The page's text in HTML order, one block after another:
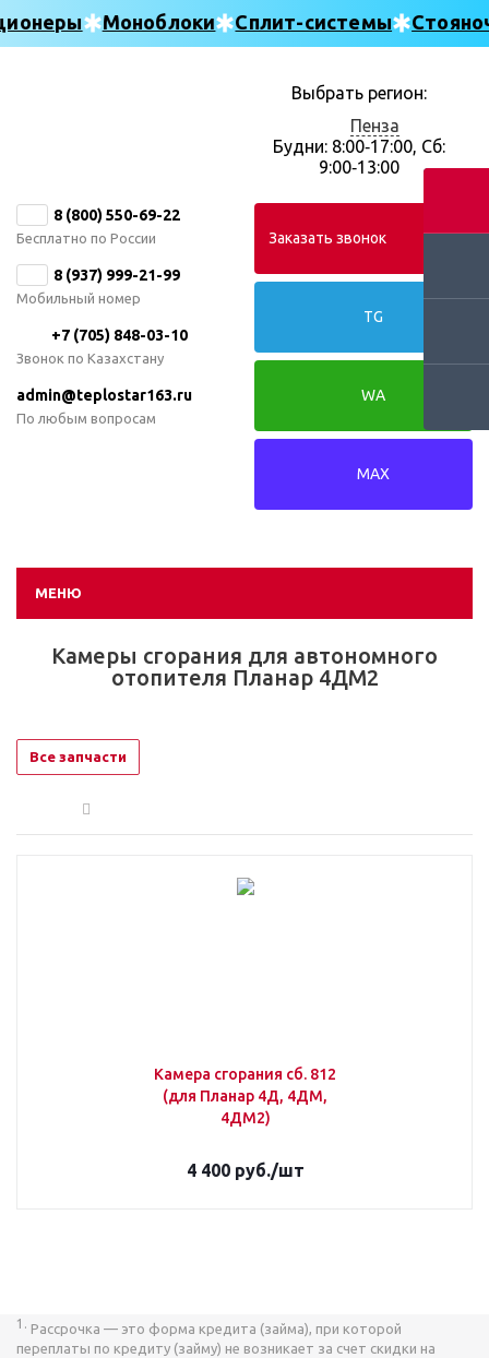
Моноблоки Сплит-системы
Выбрать регион:
Пенза
Будни: 8:00‑17:00, Сб:
9:00‑13:00
8 (800) 550-69-22
Бесплатно по России
8 (937) 999-21-99
Мобильный номер
+7 (705) 848-03-10
Звонок по Казахстану
admin@teplostar163.ru
По любым вопросам
Заказать звонок
TG
WA
MAX
МЕНЮ
Камеры сгорания для автономного
отопителя Планар 4ДМ2
Все запчасти
Камера сгорания сб. 812
(для Планар 4Д, 4ДМ,
4ДМ2)
4 400руб./шт
1.
Рассрочка — это форма кредита (займа), при которой
переплаты по кредиту (займу) не возникает за счет скидки на